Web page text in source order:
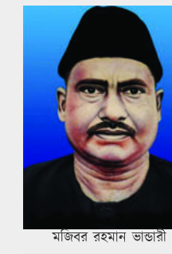
মজিবর রহমান ভান্ডারী